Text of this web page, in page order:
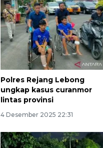
Polres Rejang Lebong
ungkap kasus curanmor
lintas provinsi
4 Desember 2025 22:31